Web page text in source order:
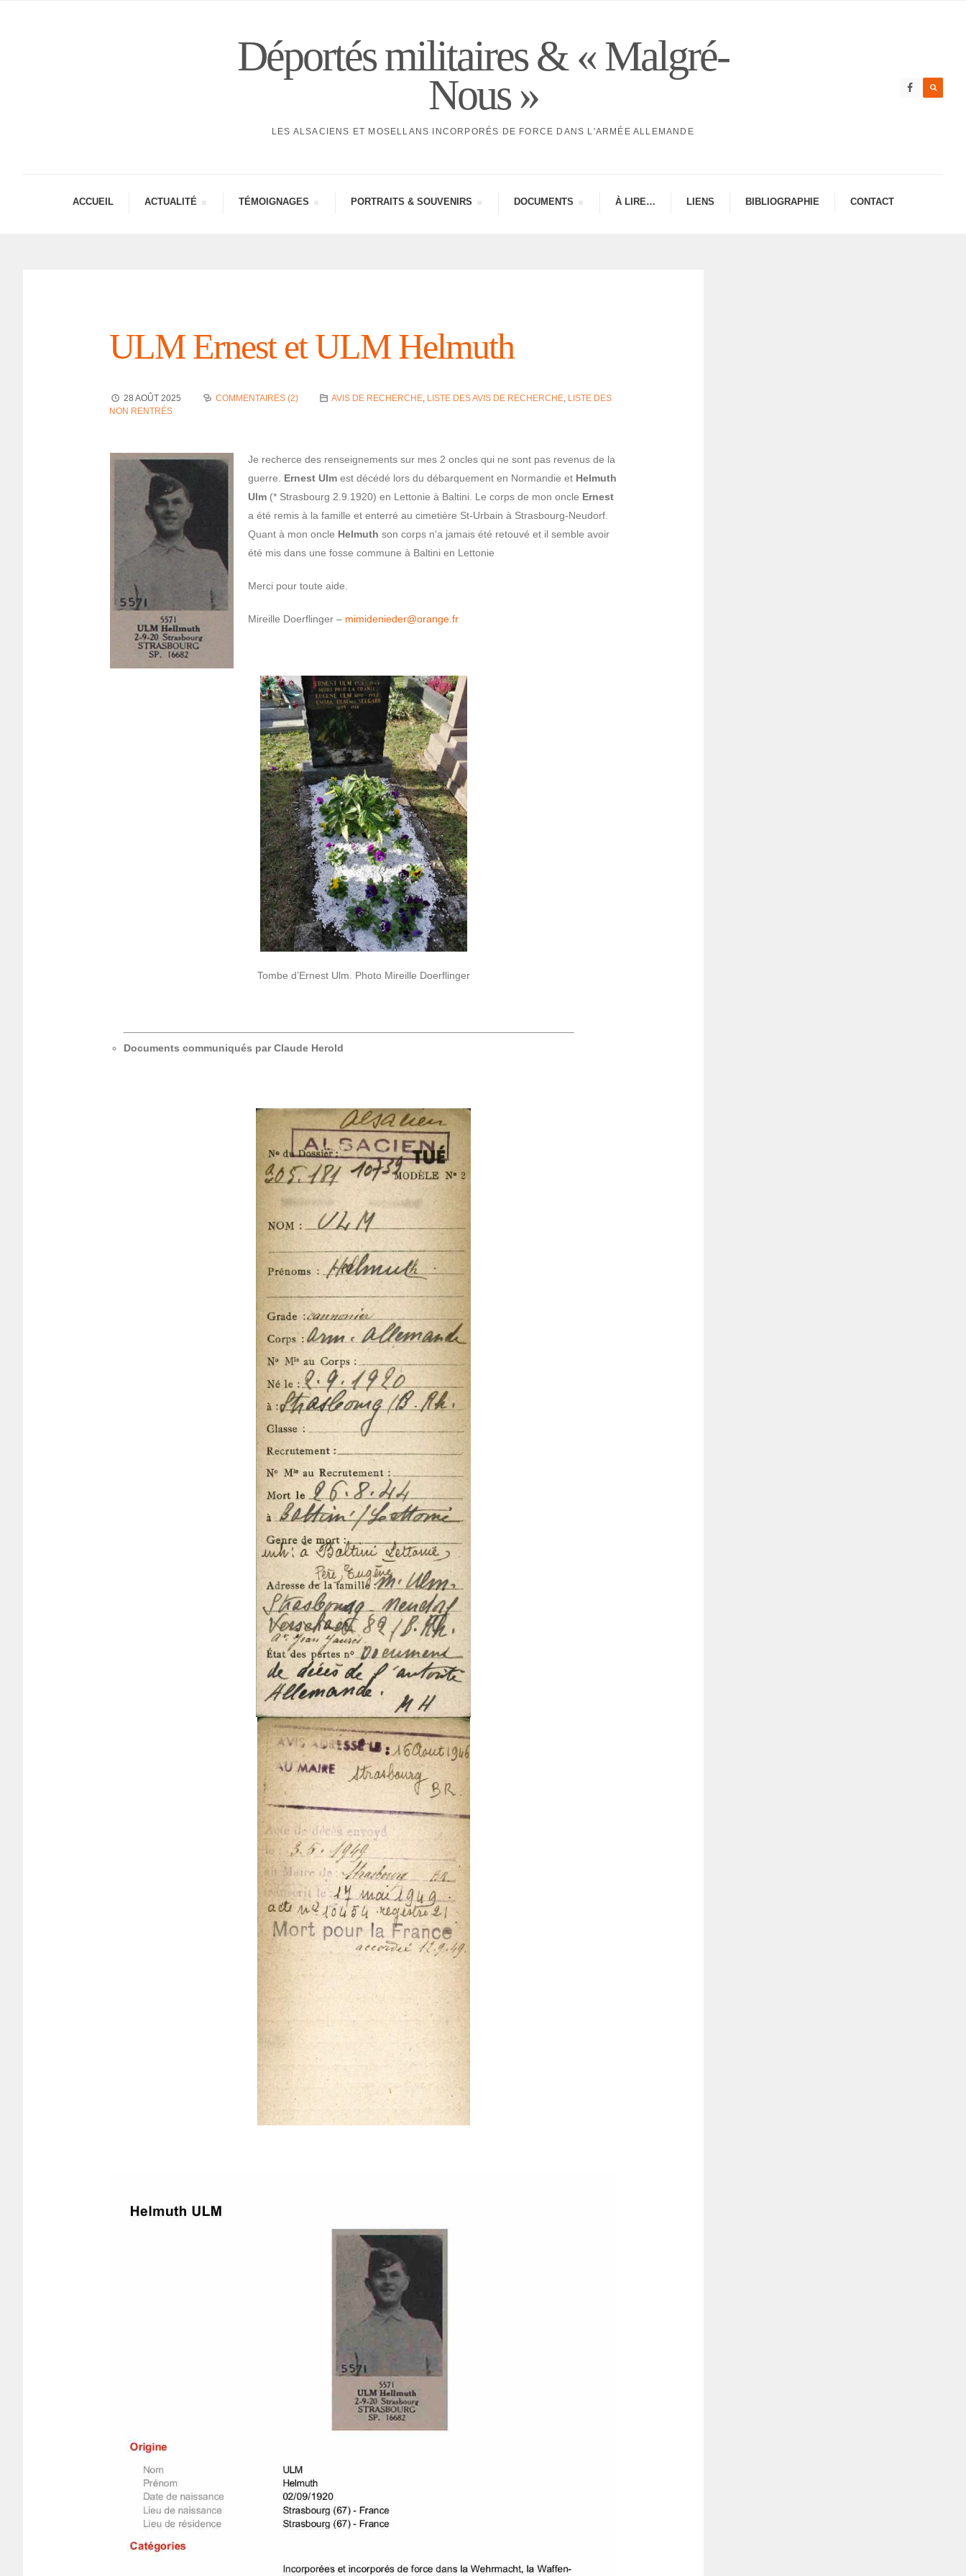
Déportés militaires & « Malgré-
Nous »
LES ALSACIENS ET MOSELLANS INCORPORÉS DE FORCE DANS L'ARMÉE ALLEMANDE
ACCUEIL ACTUA­LITÉ TÉMOI­GNAGES PORTRAITS & SOUVE­NIRS DOCU­MENTS À LIRE… LIENS BIBLIO­GRA­PHIE CONTAC­­T
ULM Ernest et ULM Helmuth
28 AOÛT 2025 COMMENTAIRES (2) AVIS DE RECHERCHE, LISTE DES AVIS DE RECHERCHE, LISTE DES
NON RENTRÉS
Je recherce des rensei­gne­ments sur mes 2 oncles qui ne sont pas reve­nus de la
guerre. Ernest Ulm est décédé lors du débarque­ment en Norman­die et Helmuth
Ulm (* Stras­bourg 2.9.1920) en Letto­nie à Baltini. Le corps de mon oncle Ernest
a été remis à la famille et enterré au cime­tière St-Urbain à Stras­bourg-Neudorf.
Quant à mon oncle Helmuth son corps n’a jamais été retouvé et il semble avoir
été mis dans une fosse commune à Baltini en Letto­nie
Merci pour toute aide.
Mireille Doer­flin­ger – mimi­de­nie­der@o­range.fr
Tombe d’Er­nest Ulm. Photo Mireille Doer­flin­ger
Docu­ments commu­niqués par Claude Herold